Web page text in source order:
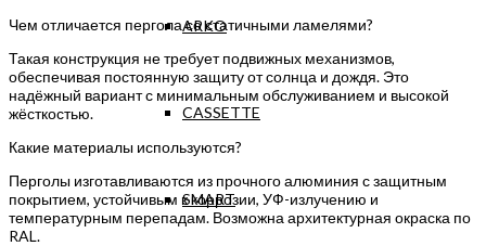
ARKO
CASSETTE
SMART
Чем отличается пергола со статичными ламелями?
Такая конструкция не требует подвижных механизмов,
обеспечивая постоянную защиту от солнца и дождя. Это
надёжный вариант с минимальным обслуживанием и высокой
жёсткостью.
Какие материалы используются?
Перголы изготавливаются из прочного алюминия с защитным
покрытием, устойчивым к коррозии, УФ-излучению и
температурным перепадам. Возможна архитектурная окраска по
RAL.